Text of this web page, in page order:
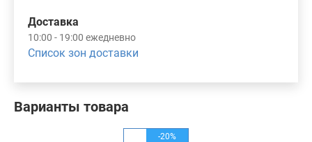
Варианты товара
-20%
Доставка
10:00 - 19:00 ежедневно
Список зон доставки